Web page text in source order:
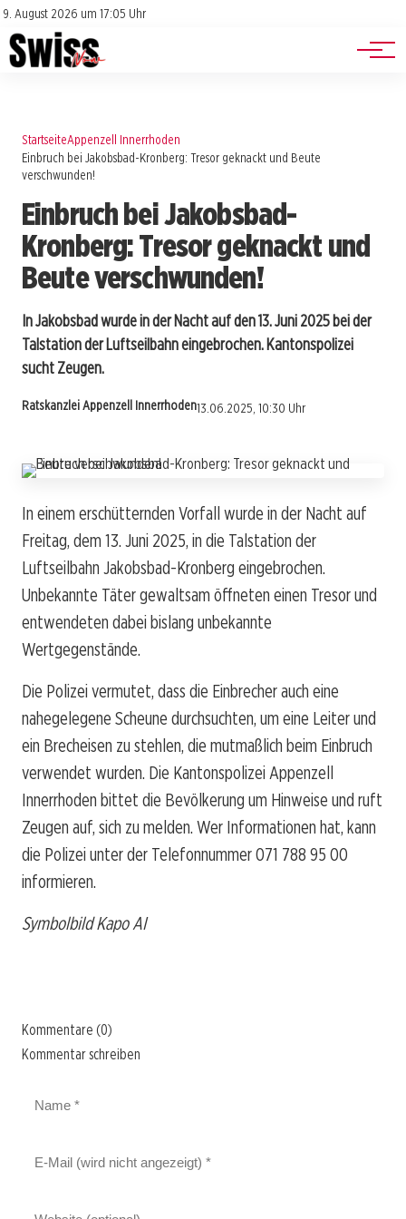
9. August 2026 um 17:05 Uhr
Impressum
Datenschutz
Jobs
Events
StartseiteAppenzell Innerrhoden
Einbruch bei Jakobsbad-Kronberg: Tresor geknackt und Beute
verschwunden!
Einbruch bei Jakobsbad-
Kronberg: Tresor geknackt und
Beute verschwunden!
In Jakobsbad wurde in der Nacht auf den 13. Juni 2025 bei der
Talstation der Luftseilbahn eingebrochen. Kantonspolizei
sucht Zeugen.
Ratskanzlei Appenzell Innerrhoden13.06.2025, 10:30 Uhr
In einem erschütternden Vorfall wurde in der Nacht auf
Freitag, dem 13. Juni 2025, in die Talstation der
Luftseilbahn Jakobsbad-Kronberg eingebrochen.
Unbekannte Täter gewaltsam öffneten einen Tresor und
entwendeten dabei bislang unbekannte
Wertgegenstände.
Die Polizei vermutet, dass die Einbrecher auch eine
nahegelegene Scheune durchsuchten, um eine Leiter und
ein Brecheisen zu stehlen, die mutmaßlich beim Einbruch
verwendet wurden. Die Kantonspolizei Appenzell
Innerrhoden bittet die Bevölkerung um Hinweise und ruft
Zeugen auf, sich zu melden. Wer Informationen hat, kann
die Polizei unter der Telefonnummer 071 788 95 00
informieren.
Symbolbild Kapo AI
Kommentare (0)
Kommentar schreiben